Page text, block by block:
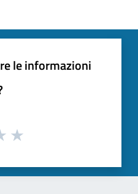
le informazioni